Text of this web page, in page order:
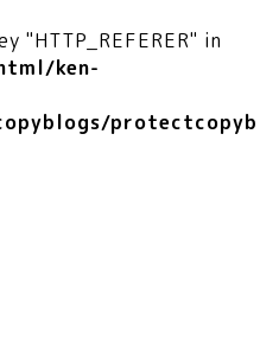
"HTTP_REFERER" in
ken-
protectcopyb